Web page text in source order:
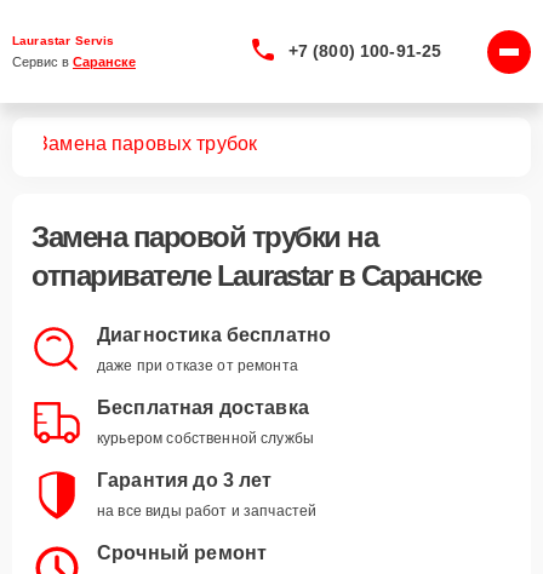
Laurastar Servis
Сервис в Саранске
+7 (800) 100-91-25
Замена паровых трубок
Замена паровой трубки на
отпаривателе Laurastar в Саранске
Диагностика бесплатно
даже при отказе от ремонта
Бесплатная доставка
курьером собственной службы
Гарантия до 3 лет
на все виды работ и запчастей
Срочный ремонт